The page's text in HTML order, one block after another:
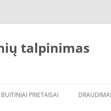
talpinimas
BUITINIAI PRIETAISAI